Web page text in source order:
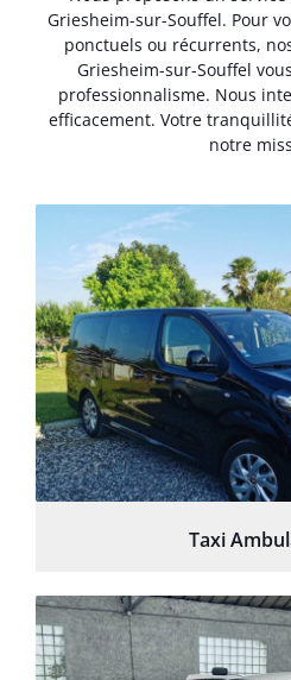
Griesheim-sur-Souffel. Pour
ponctuels ou récurrents,
Griesheim-sur-Souffel
professionnalisme. Nous
efficacement. Votre
notre
Taxi